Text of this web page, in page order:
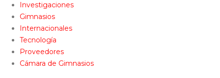
Investigaciones
Gimnasios
Internacionales
Tecnología
Proveedores
Cámara de Gimnasios